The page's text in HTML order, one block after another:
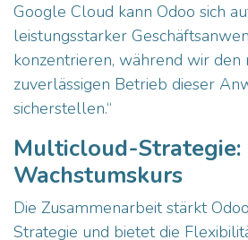
Google Cloud kann Odoo sich
leistungsstarker
konzentrieren, während wir den
zuverlässigen Betrieb dieser
sicherstellen.“
Multicloud-Strategie:
Wachstumskurs
Die Zusammenarbeit stärkt
Strategie und bietet die